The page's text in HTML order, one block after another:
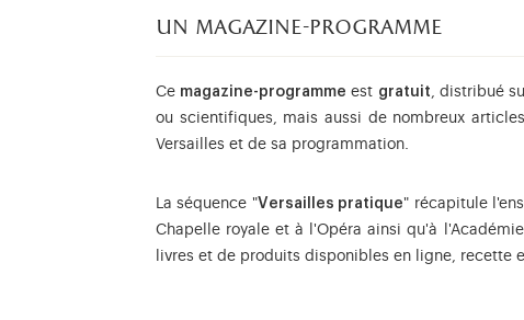
un magazine-programme
Ce magazine-programme est gratuit, distribué
ou scientifiques, mais aussi de nombreux
Versailles et de sa programmation.
La séquence "Versailles pratique" récapitule
Chapelle royale et à l'Opéra ainsi qu'à
livres et de produits disponibles en ligne, recette